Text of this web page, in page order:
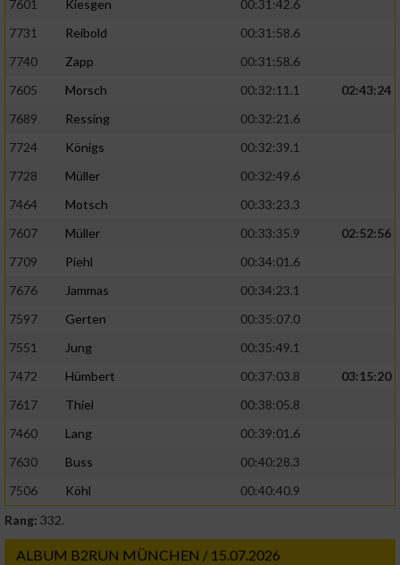
7601
Kiesgen
00:31:42.6
7731
Reibold
00:31:58.6
7740
Zapp
00:31:58.6
7605
Morsch 00:32:11.1
02:43:24
7689
Ressing
00:32:21.6
7724
Königs
00:32:39.1
7728
Müller
00:32:49.6
7464
Motsch
00:33:23.3
7607
Müller 00:33:35.9
02:52:56
7709
Piehl
00:34:01.6
7676
Jammas
00:34:23.1
7597
Gerten
00:35:07.0
7551
Jung
00:35:49.1
7472
Hümbert 00:37:03.8
03:15:20
7617
Thiel
00:38:05.8
7460
Lang
00:39:01.6
7630
Buss
00:40:28.3
7506
Köhl
00:40:40.9
Rang: 332.
ALBUM B2RUN MÜNCHEN / 15.07.2026
Verwendung reduzierter Daten zur Auswahl
von Werbeanzeigen
Erstellung von Profilen für personalisierte
Verwendung von Profilen zur Auswahl
Erstellung von Profilen zur Personalisierung
Verwendung von Profilen zur Auswahl
Messung der Werbeleistung
Messung der Performance von Inhalten
oder Kombinationen von Daten aus
verschiedenen Quellen
Entwicklung und Verbesserung der Angebote
Verwendung reduzierter Daten zur Auswahl
von Inhalten
IAB-Besonderheiten: